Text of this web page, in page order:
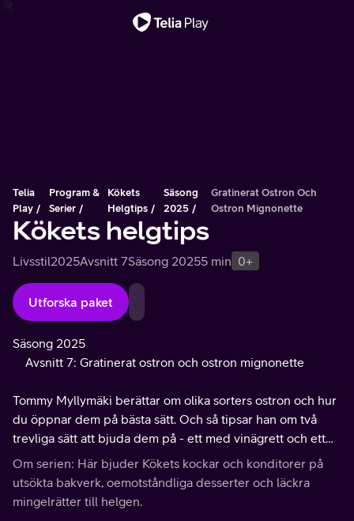
Telia
Play
Program &
Serier
Kökets
Helgtips
Säsong
2025
Gratinerat Ostron Och
Ostron Mignonette
Kökets helgtips
Livsstil2025Avsnitt 7Säsong 20255 min 0+
Utforska paket
Säsong 2025
Avsnitt 7: Gratinerat ostron och ostron mignonette
Tommy Myllymäki berättar om olika sorters ostron och hur
du öppnar dem på bästa sätt. Och så tipsar han om två
trevliga sätt att bjuda dem på - ett med vinägrett och ett
gratinerat med hollandaisesås. Receptet hittar du på
köket.se
Om serien: Här bjuder Kökets kockar och konditorer på
utsökta bakverk, oemotståndliga desserter och läckra
mingelrätter till helgen.